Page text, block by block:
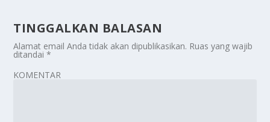
TINGGALKAN BALASAN
Alamat email Anda tidak akan dipublikasikan. Ruas yang wajib
ditandai*
KOMENTAR